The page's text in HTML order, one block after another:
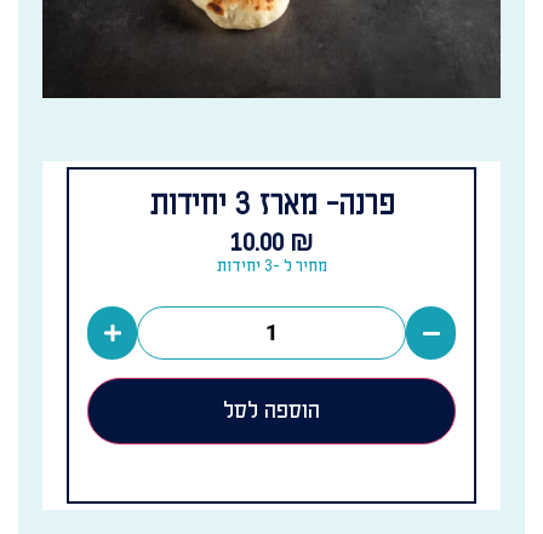
פרנה- מארז 3 יחידות
10.00 ₪
מחיר ל -3 יחידות
הוספה לסל